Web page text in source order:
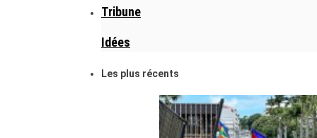
Tribune
Idées
Les plus récents